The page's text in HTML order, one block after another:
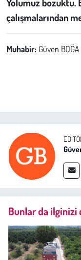
çalışmalarından
Muhabir: Güven BOĞA
Bunlar da ilginizi